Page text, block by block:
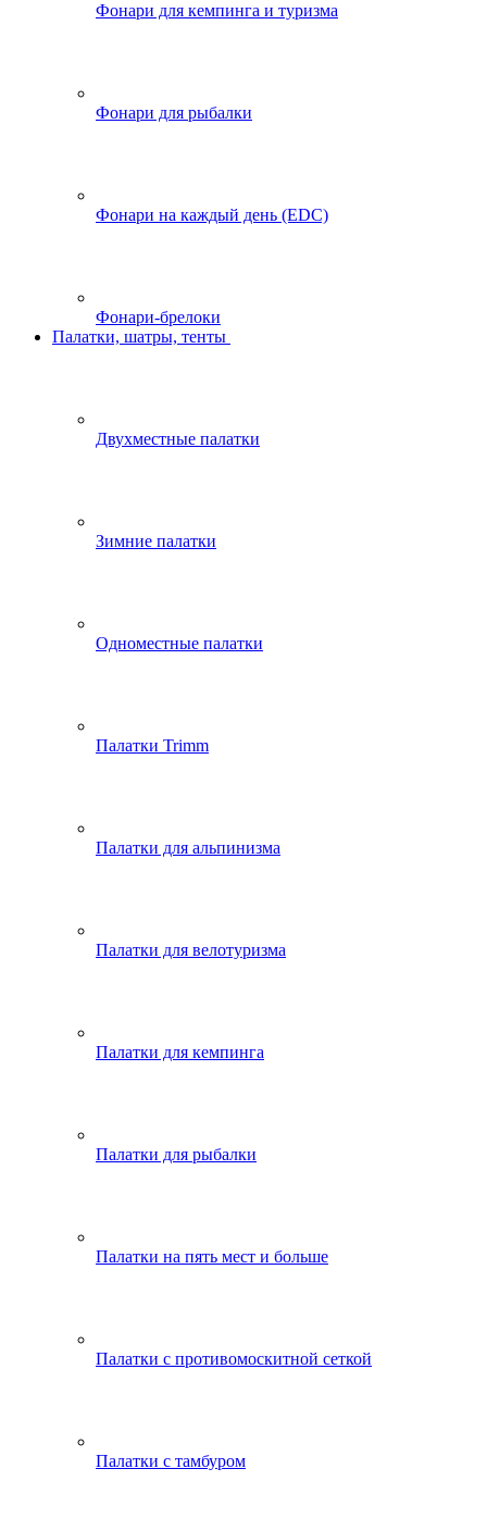
Фонари для кемпинга и туризма
Фонари для рыбалки
Фонари на каждый день (EDC)
Фонари-брелоки
Палатки, шатры, тенты
Двухместные палатки
Зимние палатки
Одноместные палатки
Палатки Trimm
Палатки для альпинизма
Палатки для велотуризма
Палатки для кемпинга
Палатки для рыбалки
Палатки на пять мест и больше
Палатки с противомоскитной сеткой
Палатки с тамбуром